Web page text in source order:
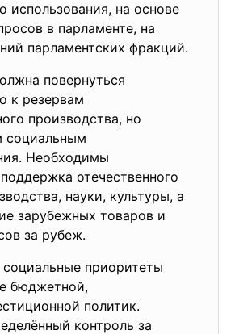
использования, на основе
в парламенте, на
парламентских фракций.
повернуться
к резервам
производства, но
социальным
Необходимы
отечественного
науки, культуры, а
зарубежных товаров и
за рубеж.
приоритеты
бюджетной,
политик.
контроль за